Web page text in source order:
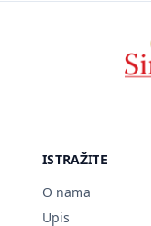
ISTRAŽITE
O nama
Upis